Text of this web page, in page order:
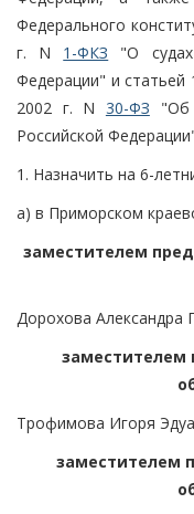
Федерального
г. N 1-ФКЗ "О
Федерации" и статьей
2002 г. N 30-ФЗ "Об
Российской
1. Назначить на 6-
а) в Приморском
заместителем
Дорохова Александра
заместителем
Трофимова Игоря
заместителем